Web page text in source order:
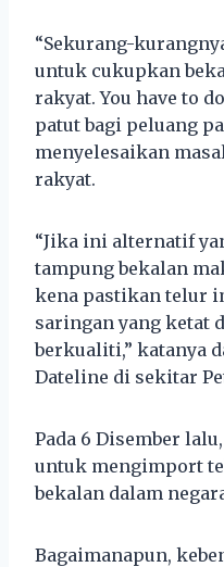
“Sekurang-
untuk cukupkan
rakyat. You have to
patut bagi peluang
menyelesaikan
rakyat.
“Jika ini alternatif
tampung bekalan
kena pastikan telur
saringan yang ketat
berkualiti,” katanya
Dateline di sekitar
Pada 6 Disember
untuk mengimport
bekalan dalam
Bagaimanapun,